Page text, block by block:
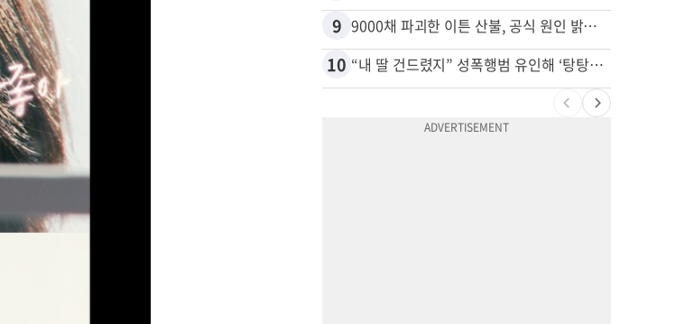
9 9000채 파괴한 이튼 산불, 공식 원인 밝혀졌다
10 “내 딸 건드렸지” 성폭행범 유인해 ‘탕탕’…아빠의 복수 결말